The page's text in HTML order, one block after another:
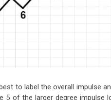
to label the overall impulse
of the larger degree impulse